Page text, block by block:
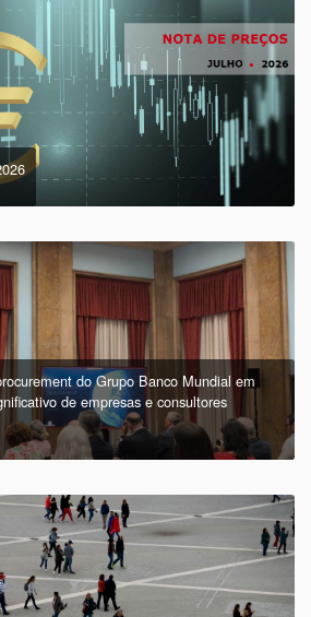
do Grupo Banco Mundial em
de empresas e consultores